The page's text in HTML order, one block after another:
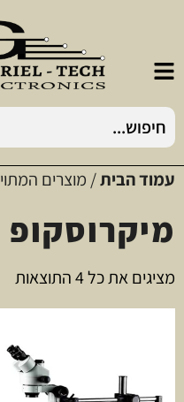
עמוד הבית/ מוצרים
מציגים את כל ⁦4⁩ התוצאות